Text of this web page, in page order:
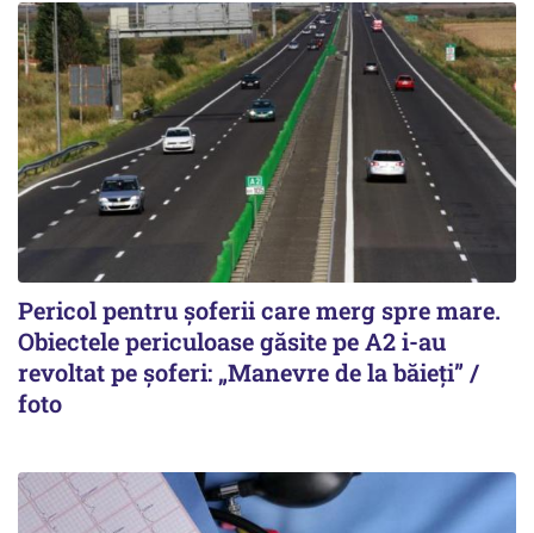
Pericol pentru șoferii care merg spre mare.
Obiectele periculoase găsite pe A2 i-au
revoltat pe șoferi: „Manevre de la băieți” /
foto